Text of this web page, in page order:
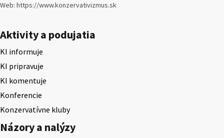
Web: https://www.konzervativizmus.sk
Aktivity a podujatia
KI informuje
KI pripravuje
KI komentuje
Konferencie
Konzervatívne kluby
Názory a nalýzy